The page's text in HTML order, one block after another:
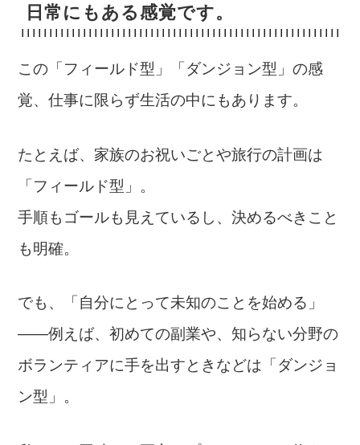
日常にもある感覚です。
この「フィールド型」「ダンジョン型」の感
覚、仕事に限らず生活の中にもあります。
たとえば、家族のお祝いごとや旅行の計画は
「フィールド型」。
手順もゴールも見えているし、決めるべきこと
も明確。
でも、「自分にとって未知のことを始める」
――例えば、初めての副業や、知らない分野の
ボランティアに手を出すときなどは「ダンジョ
ン型」。